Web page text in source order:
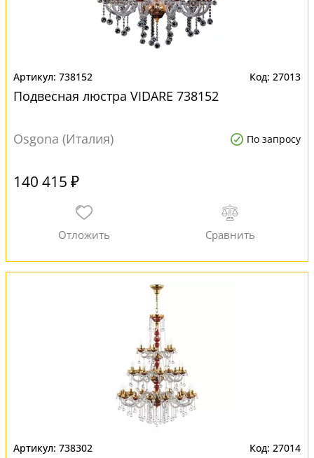
738152 27013
Подвесная люстра VIDARE 738152
Osgona (Италия) По запросу
140 415 ₽
738302 27014